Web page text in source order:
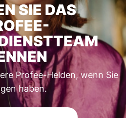
SIE DAS
Profee-Helden, wenn Sie
haben.